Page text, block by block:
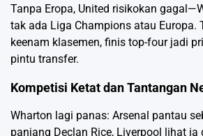
Tanpa Eropa, United risikokan
tak ada Liga Champions atau Europa.
keenam klasemen, finis top-four jadi
pintu transfer.
Kompetisi Ketat dan Tantangan
Wharton lagi panas: Arsenal pantau
panjang Declan Rice, Liverpool lihat